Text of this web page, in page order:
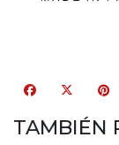
TAMBIÉN